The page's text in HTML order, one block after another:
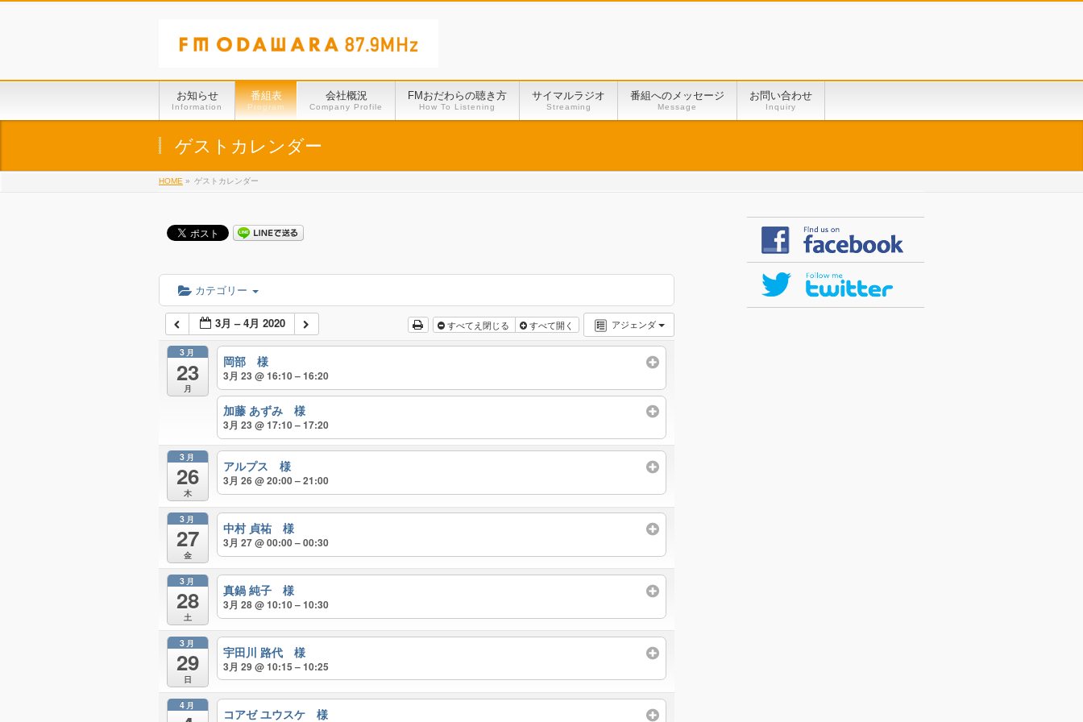
お知らせ
Information
番組表
Program
会社概況
Company Profile
FMおだわらの聴き方
How To Listening
サイマルラジオ
Streaming
番組へのメッセージ
Message
お問い合わせ
Inquiry
ゲストカレンダー
HOME » ゲストカレンダー
カテゴリー
アジェンダ
3月 – 4月 2020 すべてえ閉じる すべて開く
3月
23
月
岡部 様
3月 23 @ 16:10 – 16:20
加藤 あずみ 様
3月 23 @ 17:10 – 17:20
3月
26
木
アルプス 様
3月 26 @ 20:00 – 21:00
3月
27
金
中村 貞祐 様
3月 27 @ 00:00 – 00:30
3月
28
土
真鍋 純子 様
3月 28 @ 10:10 – 10:30
3月
29
日
宇田川 路代 様
3月 29 @ 10:15 – 10:25
4月
コアゼ ユウスケ 様